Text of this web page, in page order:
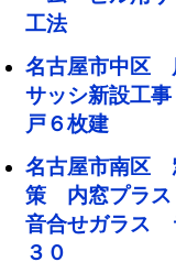
工法
名古屋市中区
サッシ新設工
戸６枚建
名古屋市南区
策 内窓プラ
音合せガラス
３０